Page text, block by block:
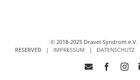
© 2018-2025 Dravet Syndrom
RESERVED | IMPRESSUM | DATENSCHUTZ
E-
Facebook